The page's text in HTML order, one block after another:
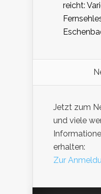
reicht:
Jetzt zum
und viele
erhalten:
Zur